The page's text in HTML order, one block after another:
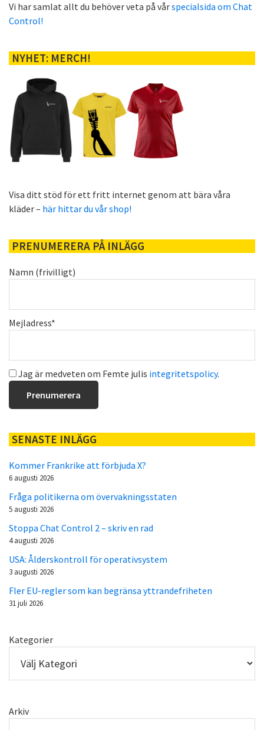
Vi har samlat allt du behöver veta på vårspecialsida om Chat
Control!
NYHET: MERCH!
Visa ditt stöd för ett fritt internet genom att bära våra
kläder – här hittar du vår shop!
PRENUMERERA PÅ INLÄGG
Namn (frivilligt)
Mejladress*
Jag är medveten om Femte julis integritetspolicy.
SENASTE INLÄGG
Kommer Frankrike att förbjuda X?
6 augusti 2026
Fråga politikerna om övervakningsstaten
5 augusti 2026
Stoppa Chat Control 2 – skriv en rad
4 augusti 2026
USA: Ålderskontroll för operativsystem
3 augusti 2026
Fler EU-regler som kan begränsa yttrandefriheten
31 juli 2026
Kategorier
Arkiv